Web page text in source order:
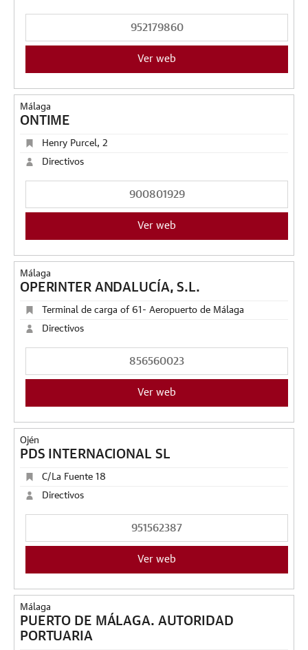
952179860
Ver web
Málaga
ONTIME
Henry Purcel, 2
Directivos
900801929
Ver web
Málaga
OPERINTER ANDALUCÍA, S.L.
Terminal de carga of 61- Aeropuerto de Málaga
Directivos
856560023
Ver web
Ojén
PDS INTERNACIONAL SL
C/La Fuente 18
Directivos
951562387
Ver web
Málaga
PUERTO DE MÁLAGA. AUTORIDAD
PORTUARIA